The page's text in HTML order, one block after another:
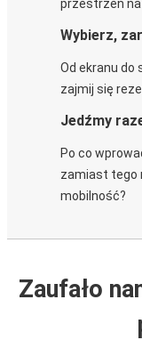
przestrzeń na
Wybierz,
Od ekranu do
zajmij się
Jedźmy
Po co
zamiast tego
mobilność?
Zaufało